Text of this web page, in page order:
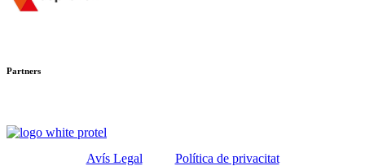
Partners
Avís Legal Política de privacitat